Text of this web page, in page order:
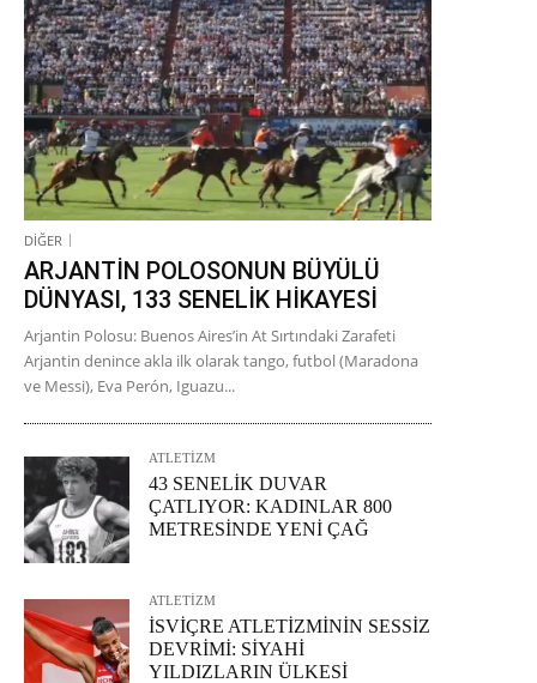
DİĞER
ARJANTİN POLOSONUN BÜYÜLÜ
DÜNYASI, 133 SENELİK HİKAYESİ
Arjantin Polosu: Buenos Aires’in At Sırtındaki Zarafeti
Arjantin denince akla ilk olarak tango, futbol (Maradona
ve Messi), Eva Perón, Iguazu...
ATLETİZM
43 SENELİK DUVAR
ÇATLIYOR: KADINLAR 800
METRESİNDE YENİ ÇAĞ
ATLETİZM
İSVİÇRE ATLETİZMİNİN SESSİZ
DEVRİMİ: SİYAHİ
YILDIZLARIN ÜLKESİ